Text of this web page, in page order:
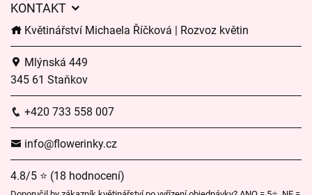
KONTAKT
Květinářství Michaela Říčková | Rozvoz květin
Mlýnská 449
345 61 Staňkov
+420 733 558 007
info@flowerinky.cz
4.8/5 ⭐ (18 hodnocení)